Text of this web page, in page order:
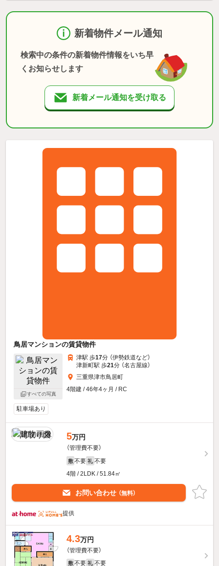
新着物件メール通知
検索中の条件の新着物件情報をいち早
くお知らせします
新着メール通知を受け取る
鳥居マンションの賃貸物件
すべての写真
津駅 歩17分 （伊勢鉄道など）
津新町駅 歩21分 （名古屋線）
三重県津市鳥居町
4階建 / 46年4ヶ月 / RC
駐車場あり
5万円
（管理費不要）
敷 不要 礼 不要
4階 / 2LDK / 51.84㎡
お問い合わせ （無料）
提供
4.3万円
（管理費不要）
敷 不要 礼 不要